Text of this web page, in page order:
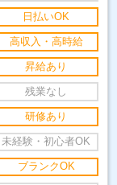
日払いOK
高収入・高時給
昇給あり
残業なし
研修あり
未経験・初心者OK
ブランクOK